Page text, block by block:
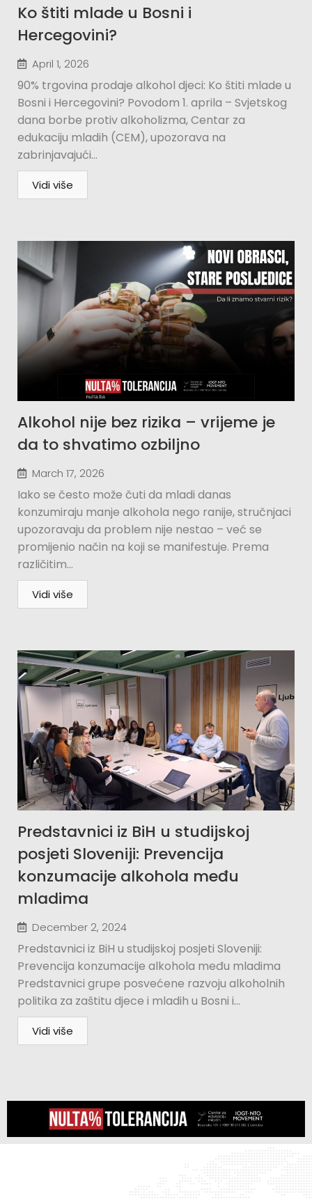
Ko štiti mlade u Bosni i
Hercegovini?​
April 1, 2026
90% trgovina prodaje alkohol djeci: Ko štiti mlade u
Bosni i Hercegovini? Povodom 1. aprila – Svjetskog
dana borbe protiv alkoholizma, Centar za
edukaciju mladih (CEM), upozorava na
zabrinjavajući...
Vidi više
Alkohol nije bez rizika – vrijeme je
da to shvatimo ozbiljno
March 17, 2026
Iako se često može čuti da mladi danas
konzumiraju manje alkohola nego ranije, stručnjaci
upozoravaju da problem nije nestao – već se
promijenio način na koji se manifestuje. Prema
različitim...
Vidi više
Predstavnici iz BiH u studijskoj
posjeti Sloveniji: Prevencija
konzumacije alkohola među
mladima
December 2, 2024
Predstavnici iz BiH u studijskoj posjeti Sloveniji:
Prevencija konzumacije alkohola među mladima
Predstavnici grupe posvećene razvoju alkoholnih
politika za zaštitu djece i mladih u Bosni i...
Vidi više